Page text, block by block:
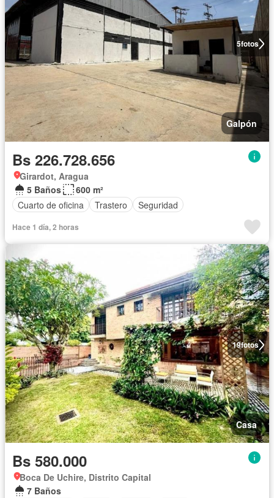
5fotos
Galpón
Bs 226.728.656
Girardot, Aragua
5 Baños
600 m²
Cuarto de oficina
Trastero Seguridad
Hace 1 día, 2 horas
19fotos
Casa
Bs 580.000
Boca De Uchire, Distrito Capital
7 Baños